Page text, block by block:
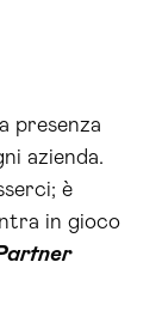
presenza
azienda.
è
in gioco